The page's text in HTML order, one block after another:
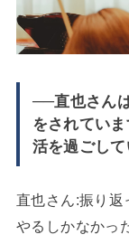
──直也さん
をされてい
活を過ごし
直也さん:振り返
やるしかなかっ